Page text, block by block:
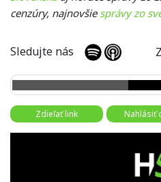
cenzúry, najnovšie správy zo
Sledujte nás
Zdieľať link Nahlásiť